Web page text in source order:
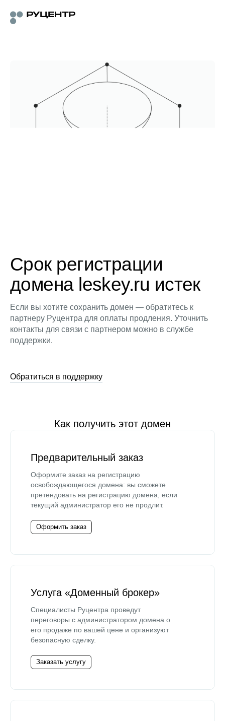
Срок регистрации
домена leskey.ru истек
Если вы хотите сохранить домен — обратитесь к
партнеру Руцентра для оплаты продления. Уточнить
контакты для связи с партнером можно в службе
поддержки.
Обратиться в поддержку
Как получить этот домен
Предварительный заказ
Оформите заказ на регистрацию
освобождающегося домена: вы сможете
претендовать на регистрацию домена, если
текущий администратор его не продлит.
Оформить заказ
Услуга «Доменный брокер»
Специалисты Руцентра проведут
переговоры с администратором домена о
его продаже по вашей цене и организуют
безопасную сделку.
Заказать услугу